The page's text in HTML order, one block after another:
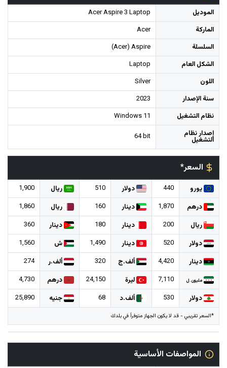
الموديل
Acer Aspire 3 Laptop
الماركة
Acer
السلسلة
(Acer) Aspire
الشكل العام
Laptop
اللون
Silver
سنة الإصدار
2023
نظام التشغيل
Windows 11
إصدار نظام
التشغيل 64 bit
السعر*
يورو 440 دولار 510 ريال
1,900
درهم
1,870 دينار 160 ريال
1,860
ريال
200 دينار 180 دينار
360
دولار
520 دينار 1,490 ش
1,560
دينار
4,420 ألف.ج 320 ألف.ر 274
مليون.ل 7,110 ليرة 24,150 درهم
4,730
دولار
530 ألف.د 68 جنيه 25,890
*السعر تقريبي - قد لا يكون الجهاز متوفراً في بلدك
المواصفات الأساسية